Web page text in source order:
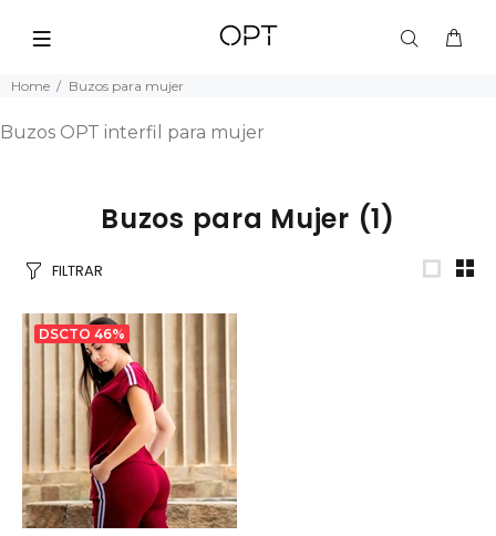
Home Buzos para mujer
Buzos OPT interfil para mujer
Buzos para Mujer (1)
FILTRAR
DSCTO 46%